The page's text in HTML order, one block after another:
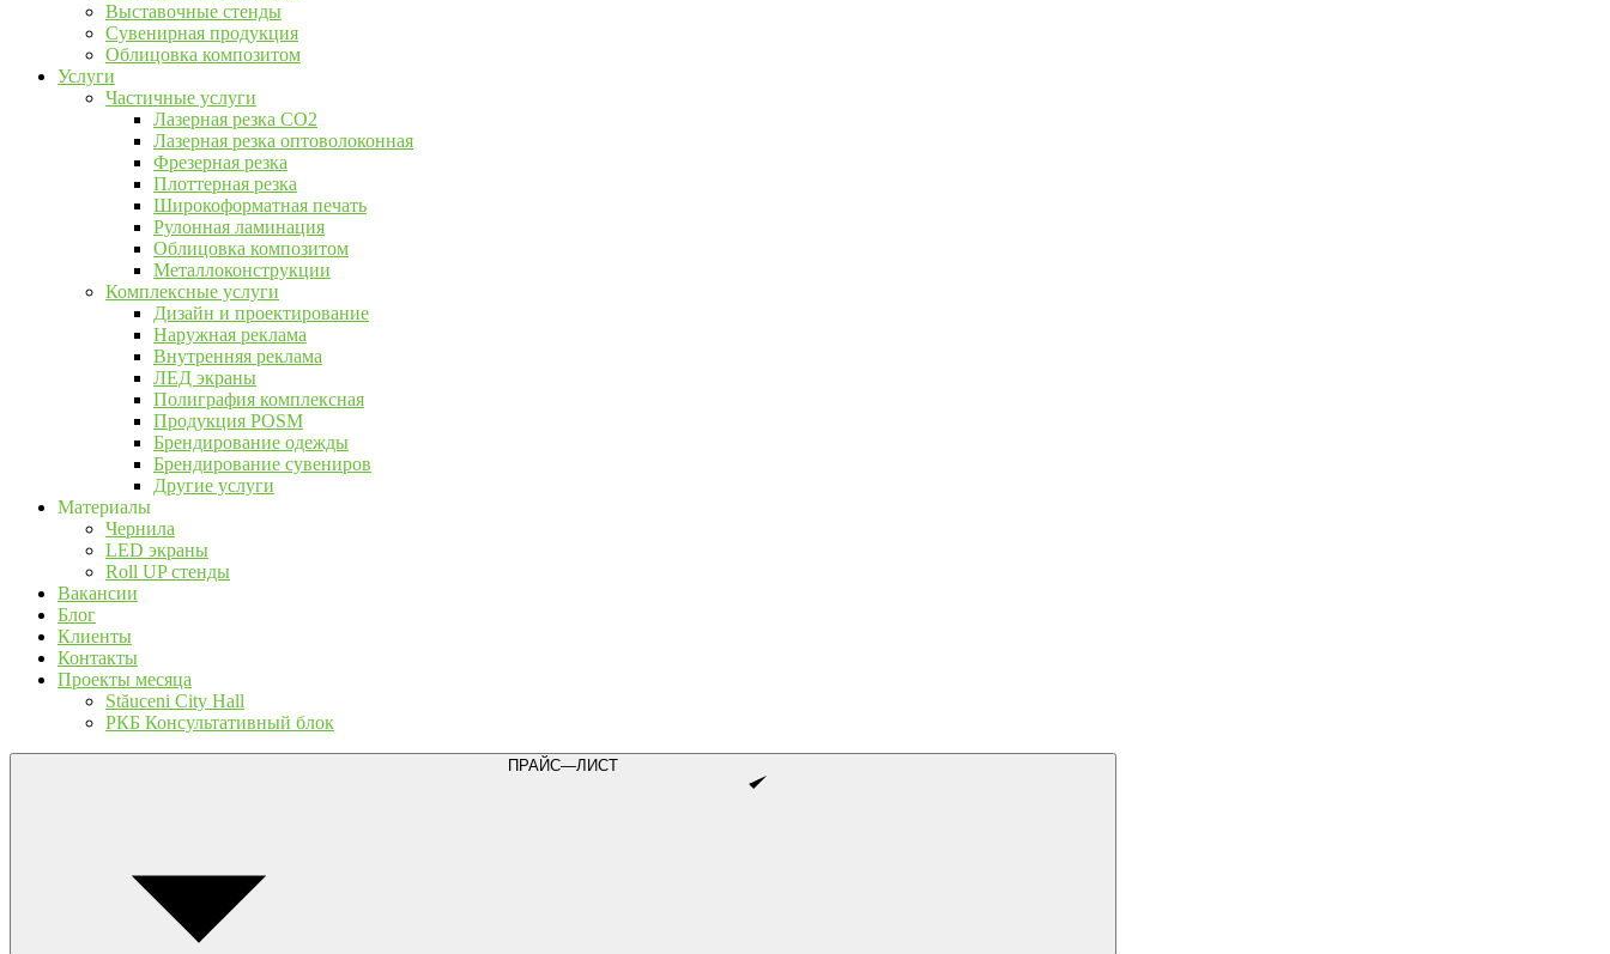
Выставочные стенды
Сувенирная продукция
Облицовка композитом
Услуги
Частичные услуги
Лазерная резка CO2
Лазерная резка оптоволоконная
Фрезерная резка
Плоттерная резка
Широкоформатная печать
Рулонная ламинация
Облицовка композитом
Металлоконструкции
Комплексные услуги
Дизайн и проектирование
Наружная реклама
Внутренняя реклама
ЛЕД экраны
Полиграфия комплексная
Продукция POSM
Брендирование одежды
Брендирование сувениров
Другие услуги
Материалы
Чернила
LED экраны
Roll UP стенды
Вакансии
Блог
Клиенты
Контакты
Проекты месяца
Stăuceni City Hall
РКБ Консультативный блок
ПРАЙС—ЛИСТ